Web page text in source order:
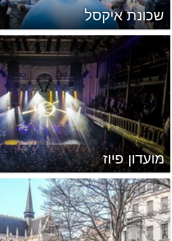
שכונת איקסל
מועדון פיוז